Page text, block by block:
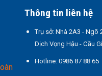
Thông tin liên hệ
Trụ sở: Nhà 2A3 - Ngõ
Dịch Vọng Hậu - Cầu
Hotline: 0986 87 88 65